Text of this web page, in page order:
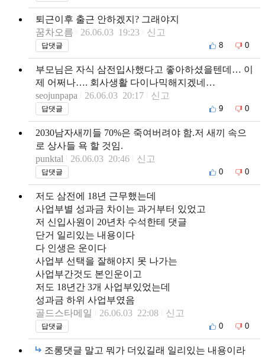
퇴근이후 출근 안하겠지? 그래야지
꿈차오름
26.06.03 19:23 신고
답댓글 8 0
부모님은 자식 삼전입사했다고 좋아하셨을텐데… 이
제 어쩌나…. 회사생활 다이나믹해지겠네…
seojunpapa
26.06.03 20:17 신고
답댓글 9 0
2030남자새끼들 70%은 죽여버려야 함.저 새끼 속으
로 상사들 욕 할 것임.
punktal
26.06.03 20:46 신고
답댓글 0 0
저도 삼전에 18년 근무했는데
사업부별 성과금 차이는 과거부터 있었고
저 신입사원이 20년차 수석한테 댓글
단거 일리있는 내용이다
다 인생은 운이다
사업부 선택을 잘해야지 못 나가는
사업부간것도 본인운이고
저도 18년간 3개 사업부있었는데
성과금 하위 사업부였음
골드스타메일
26.06.03 22:08 신고
답댓글 0 0
조롱댓글 말고 뭐가 더있길래 일리있는 내용이라